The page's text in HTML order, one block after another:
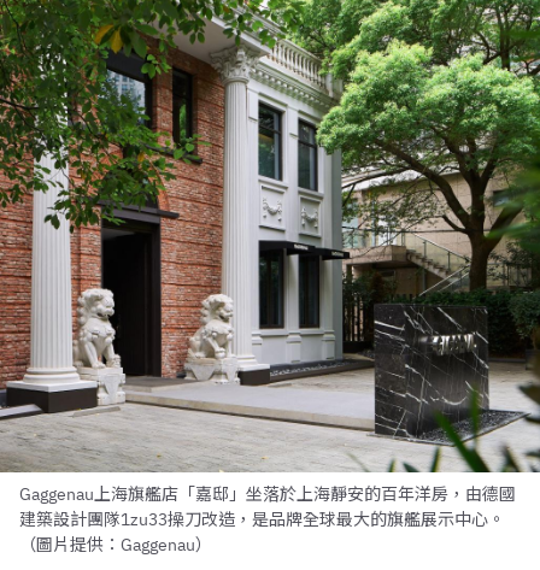
Gaggenau上海旗艦店「嘉邸」坐落於上海靜安的百年洋房，由德國
建築設計團隊1zu33操刀改造，是品牌全球最大的旗艦展示中心。
（圖片提供：Gaggenau）